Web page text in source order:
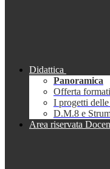
Didattica
Panoramica
Offerta
I progetti delle
D.M.8 e
Area riservata